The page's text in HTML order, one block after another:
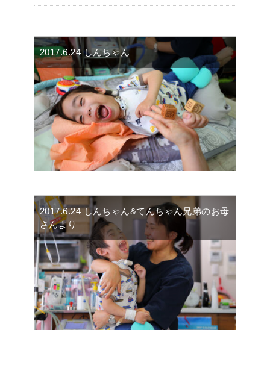
2017.6.24 しんちゃん
2017.6.24 しんちゃん&てんちゃん兄弟のお母
さんより